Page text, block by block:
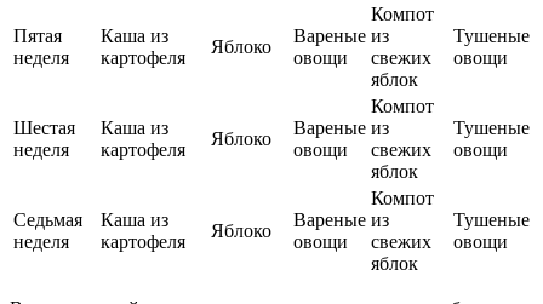
Пятая
неделя
Каша из
картофеля
Яблоко
Вареные
овощи
Компот
из
свежих
яблок
Тушеные
овощи
Шестая
неделя
Каша из
картофеля
Яблоко
Вареные
овощи
Компот
из
свежих
яблок
Тушеные
овощи
Седьмая
неделя
Каша из
картофеля
Яблоко
Вареные
овощи
Компот
из
свежих
яблок
Тушеные
овощи